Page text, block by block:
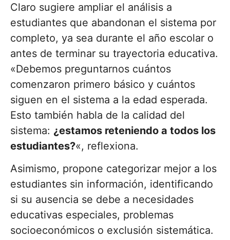
Claro sugiere ampliar el análisis a
estudiantes que abandonan el sistema por
completo, ya sea durante el año escolar o
antes de terminar su trayectoria educativa.
«Debemos preguntarnos cuántos
comenzaron primero básico y cuántos
siguen en el sistema a la edad esperada.
Esto también habla de la calidad del
sistema: ¿estamos reteniendo a todos los
estudiantes?«, reflexiona.
Asimismo, propone categorizar mejor a los
estudiantes sin información, identificando
si su ausencia se debe a necesidades
educativas especiales, problemas
socioeconómicos o exclusión sistemática.